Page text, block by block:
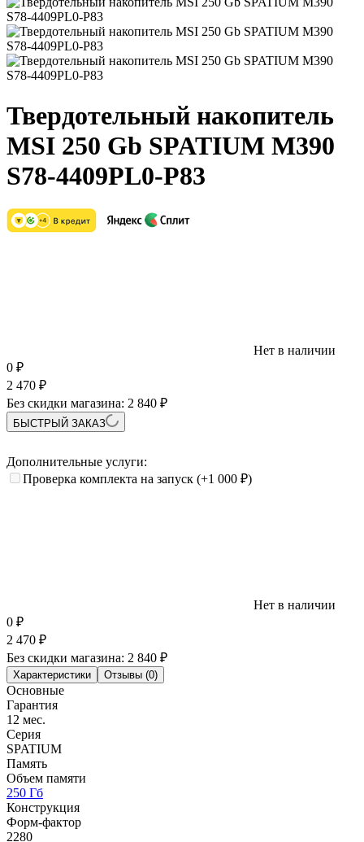
Твердотельный накопитель
MSI 250 Gb SPATIUM M390
S78-4409PL0-P83
Нет в наличии
0 ₽
2 470 ₽
Без скидки магазина: 2 840 ₽
БЫСТРЫЙ ЗАКАЗ
Дополнительные услуги:
Проверка комплекта на запуск (+1 000 ₽)
Нет в наличии
0 ₽
2 470 ₽
Без скидки магазина: 2 840 ₽
Характеристики Отзывы (0)
Основные
Гарантия
12 мес.
Серия
SPATIUM
Память
Объем памяти
250 Гб
Конструкция
Форм-фактор
2280